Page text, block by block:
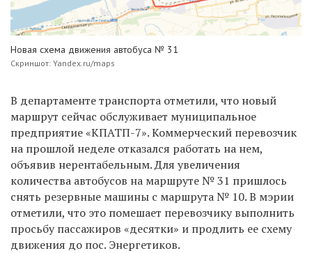
Новая схема движения автобуса № 31
Скриншот: Yandex.ru/maps
В департаменте транспорта отметили, что новый
маршрут сейчас обслуживает муниципальное
предприятие «КПАТП-7». Коммерческий перевозчик
на прошлой неделе отказался работать на нем,
объявив нерентабельным. Для увеличения
количества автобусов на маршруте № 31 пришлось
снять резервные машины с маршрута № 10. В мэрии
отметили, что это помешает перевозчику выполнить
просьбу пассажиров «десятки» и продлить ее схему
движения до пос. Энергетиков.